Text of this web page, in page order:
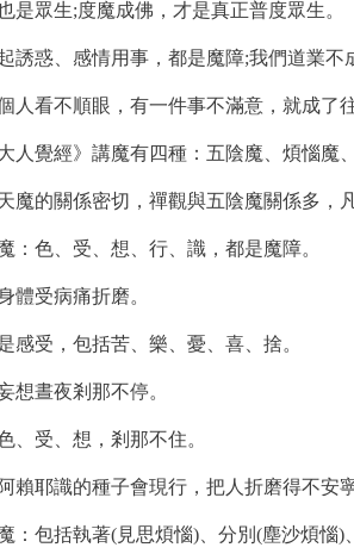
眾生;度魔成佛，才是真正普度眾生。
惑、感情用事，都是魔障;我們道業不
看不順眼，有一件事不滿意，就成了
覺經》講魔有四種：五陰魔、煩惱魔
的關係密切，禪觀與五陰魔關係多，
色、受、想、行、識，都是魔障。
受病痛折磨。
受，包括苦、樂、憂、喜、捨。
晝夜剎那不停。
受、想，剎那不住。
耶識的種子會現行，把人折磨得不安
包括執著(見思煩惱)、分別(塵沙煩惱)